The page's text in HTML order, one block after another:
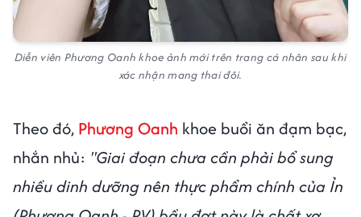
Diễn viên Phương Oanh khoe ảnh mới trên trang cá nhân sau khi
xác nhận mang thai đôi.
Theo đó, Phương Oanh khoe buổi ăn đạm bạc,
nhắn nhủ: "Giai đoạn chưa cần phải bổ sung
nhiều dinh dưỡng nên thực phẩm chính của Ỉn